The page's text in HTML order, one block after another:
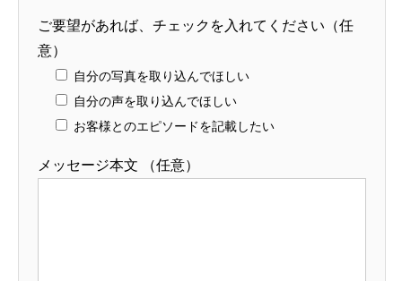
ご要望があれば、チェックを入れてください（任
意）
自分の写真を取り込んでほしい
自分の声を取り込んでほしい
お客様とのエピソードを記載したい
メッセージ本文 （任意）